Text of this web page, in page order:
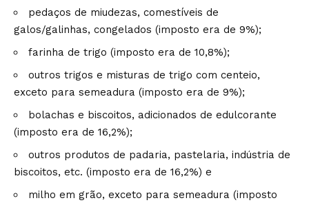
pedaços de miudezas, comestíveis de
galos/galinhas, congelados (imposto era de 9%);
farinha de trigo (imposto era de 10,8%);
outros trigos e misturas de trigo com centeio,
exceto para semeadura (imposto era de 9%);
bolachas e biscoitos, adicionados de edulcorante
(imposto era de 16,2%);
outros produtos de padaria, pastelaria, indústria de
biscoitos, etc. (imposto era de 16,2%) e
milho em grão, exceto para semeadura (imposto